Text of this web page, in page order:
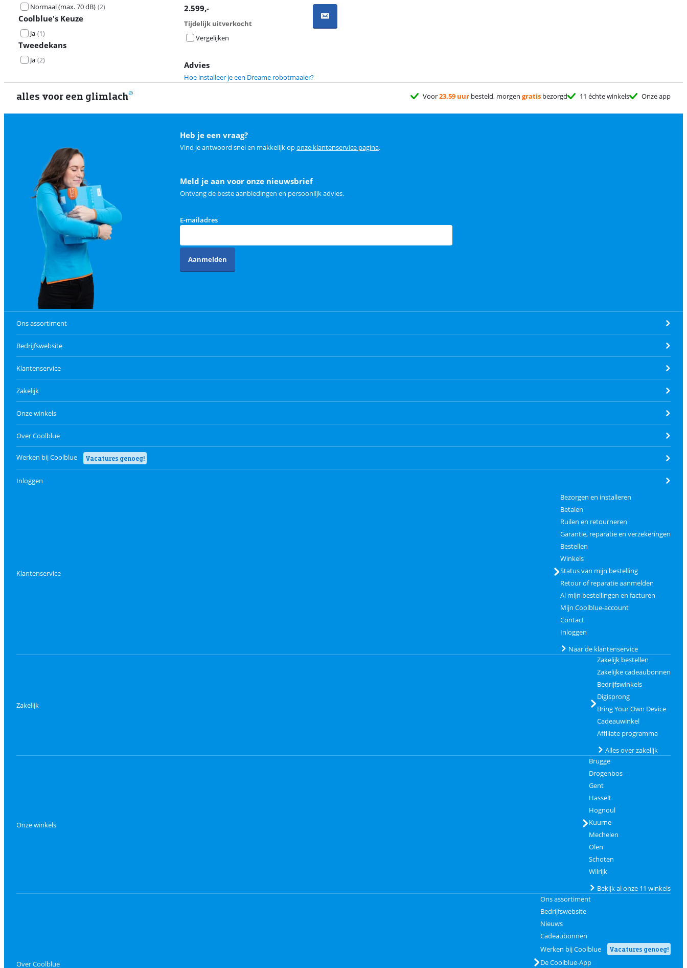
Normaal (max. 70 dB) (2)
Coolblue's Keuze
Ja (1)
Tweedekans
Ja (2)
2.599,-
Tijdelijk uitverkocht
Vergelijken
Advies
Hoe installeer je een Dreame robotmaaier?
alles voor een glimlach Voor23.59 uur besteld, morgen gratis bezorgd 11 échte winkels Onze app
Heb je een vraag?
Vind je antwoord snel en makkelijk oponze klantenservice pagina.
Meld je aan voor onze nieuwsbrief
Ontvang de beste aanbiedingen en persoonlijk advies.
E-mailadres
Aanmelden
Ons assortiment
Bedrijfswebsite
Klantenservice
Zakelijk
Onze winkels
Over Coolblue
Werken bij Coolblue Vacatures genoeg!
Inloggen
Klantenservice
Bezorgen en installeren
Betalen
Ruilen en retourneren
Garantie, reparatie en verzekeringen
Bestellen
Winkels
Status van mijn bestelling
Retour of reparatie aanmelden
Al mijn bestellingen en facturen
Mijn Coolblue-account
Contact
Inloggen
Naar de klantenservice
Zakelijk
Zakelijk bestellen
Zakelijke cadeaubonnen
Bedrijfswinkels
Digisprong
Bring Your Own Device
Cadeauwinkel
Affiliate programma
Alles over zakelijk
Onze winkels
Brugge
Drogenbos
Gent
Hasselt
Hognoul
Kuurne
Mechelen
Olen
Schoten
Wilrijk
Bekijk al onze 11 winkels
Over Coolblue
Ons assortiment
Bedrijfswebsite
Nieuws
Cadeaubonnen
Werken bij Coolblue
Vacatures genoeg!
De Coolblue-App